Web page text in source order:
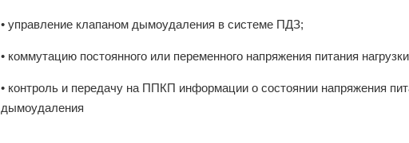
• управление клапаном дымоудаления в системе ПДЗ;
• коммутацию постоянного или переменного напряжения питания
• контроль и передачу на ППКП информации о состоянии напряжения
дымоудаления